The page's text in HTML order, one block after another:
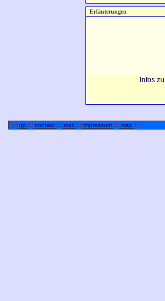
Erläuterungen
Infos
:.: up :.: kontakt :.: mail :.: impressum :.: map :.: